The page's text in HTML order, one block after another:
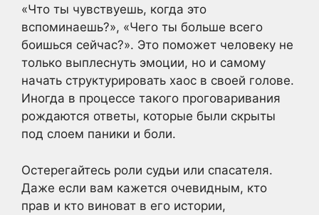
«Что ты чувствуешь, когда это
вспоминаешь?», «Чего ты больше всего
боишься сейчас?». Это поможет человеку не
только выплеснуть эмоции, но и самому
начать структурировать хаос в своей голове.
Иногда в процессе такого проговаривания
рождаются ответы, которые были скрыты
под слоем паники и боли.
Остерегайтесь роли судьи или спасателя.
Даже если вам кажется очевидным, кто
прав и кто виноват в его истории,